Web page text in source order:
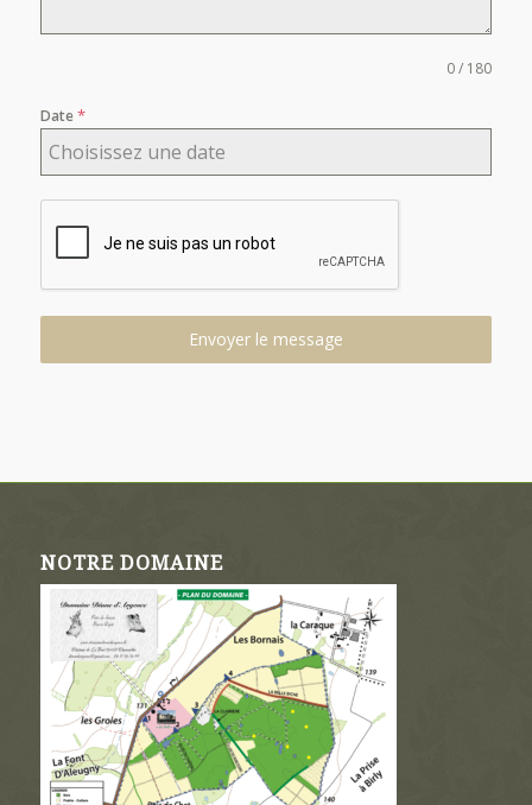
0 / 180
Date*
Envoyer le message
NOTRE DOMAINE